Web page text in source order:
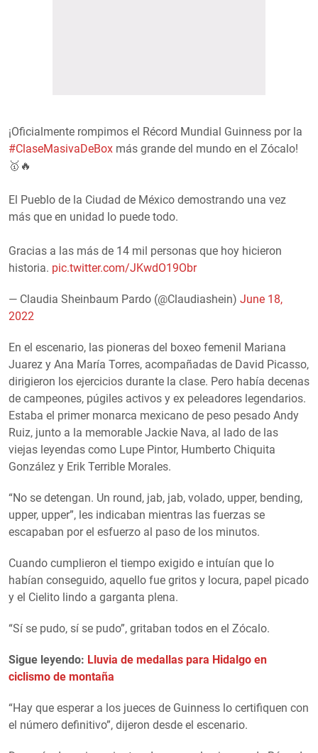
¡Oficialmente rompimos el Récord Mundial Guinness por la
#ClaseMasivaDeBox más grande del mundo en el Zócalo!
🥇🔥
El Pueblo de la Ciudad de México demostrando una vez
más que en unidad lo puede todo.
Gracias a las más de 14 mil personas que hoy hicieron
historia. pic.twitter.com/JKwdO19Obr
— Claudia Sheinbaum Pardo (@Claudiashein) June 18,
2022
En el escenario, las pioneras del boxeo femenil Mariana
Juarez y Ana María Torres, acompañadas de David Picasso,
dirigieron los ejercicios durante la clase. Pero había decenas
de campeones, púgiles activos y ex peleadores legendarios.
Estaba el primer monarca mexicano de peso pesado Andy
Ruiz, junto a la memorable Jackie Nava, al lado de las
viejas leyendas como Lupe Pintor, Humberto Chiquita
González y Erik Terrible Morales.
“No se detengan. Un round, jab, jab, volado, upper, bending,
upper, upper”, les indicaban mientras las fuerzas se
escapaban por el esfuerzo al paso de los minutos.
Cuando cumplieron el tiempo exigido e intuían que lo
habían conseguido, aquello fue gritos y locura, papel picado
y el Cielito lindo a garganta plena.
“Sí se pudo, sí se pudo”, gritaban todos en el Zócalo.
Sigue leyendo: Lluvia de medallas para Hidalgo en
ciclismo de montaña
“Hay que esperar a los jueces de Guinness lo certifiquen con
el número definitivo”, dijeron desde el escenario.